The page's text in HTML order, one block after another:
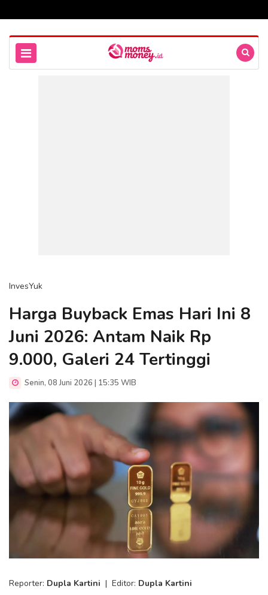
InvesYuk
Harga Buyback Emas Hari Ini 8
Juni 2026: Antam Naik Rp
9.000, Galeri 24 Tertinggi
Senin, 08 Juni 2026 | 15:35 WIB
Reporter: Dupla Kartini | Editor: Dupla Kartini